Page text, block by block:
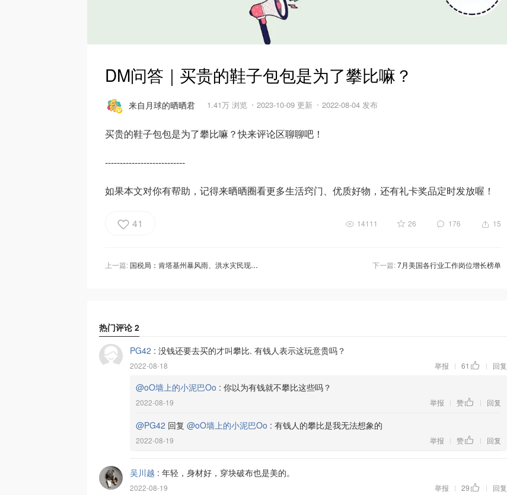
DM问答｜买贵的鞋子包包是为了攀比嘛？
来自月球的晒晒君 1.41万 浏览 2023-10-09 更新 2022-08-04 发布
买贵的鞋子包包是为了攀比嘛？快来评论区聊聊吧！
---------------------------
如果本文对你有帮助，记得来晒晒圈看更多生活窍门、优质好物，还有礼卡奖品定时发放喔！
41 14111 26 176 15
上一篇: 国税局：肯塔基州暴风雨、洪水灾民现在有资格获得税收宽减；10月17日截 止日及其它日期延长至11月15日 下一篇:7月美国各行业工作岗位增长榜单
热门评论 2
PG42 : 没钱还要去买的才叫攀比. 有钱人表示这玩意贵吗？
2022-08-18 举报 | 61 | 回复
@oO墙上的小泥巴Oo : 你以为有钱就不攀比这些吗？
2022-08-19 举报 | 赞 | 回复
@PG42 回复 @oO墙上的小泥巴Oo : 有钱人的攀比是我无法想象的
2022-08-19 举报 | 赞 | 回复
吴川越 : 年轻，身材好，穿块破布也是美的。
2022-08-19 举报 | 29 | 回复